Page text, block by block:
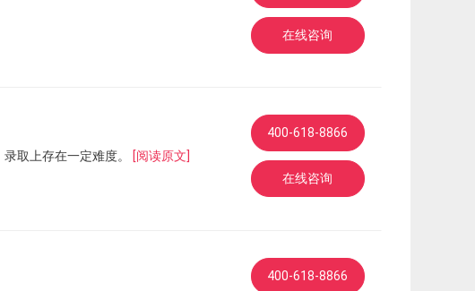
在线咨询
取上存在一定难度。 [阅读原文]
400-618-8866
在线咨询
400-618-8866